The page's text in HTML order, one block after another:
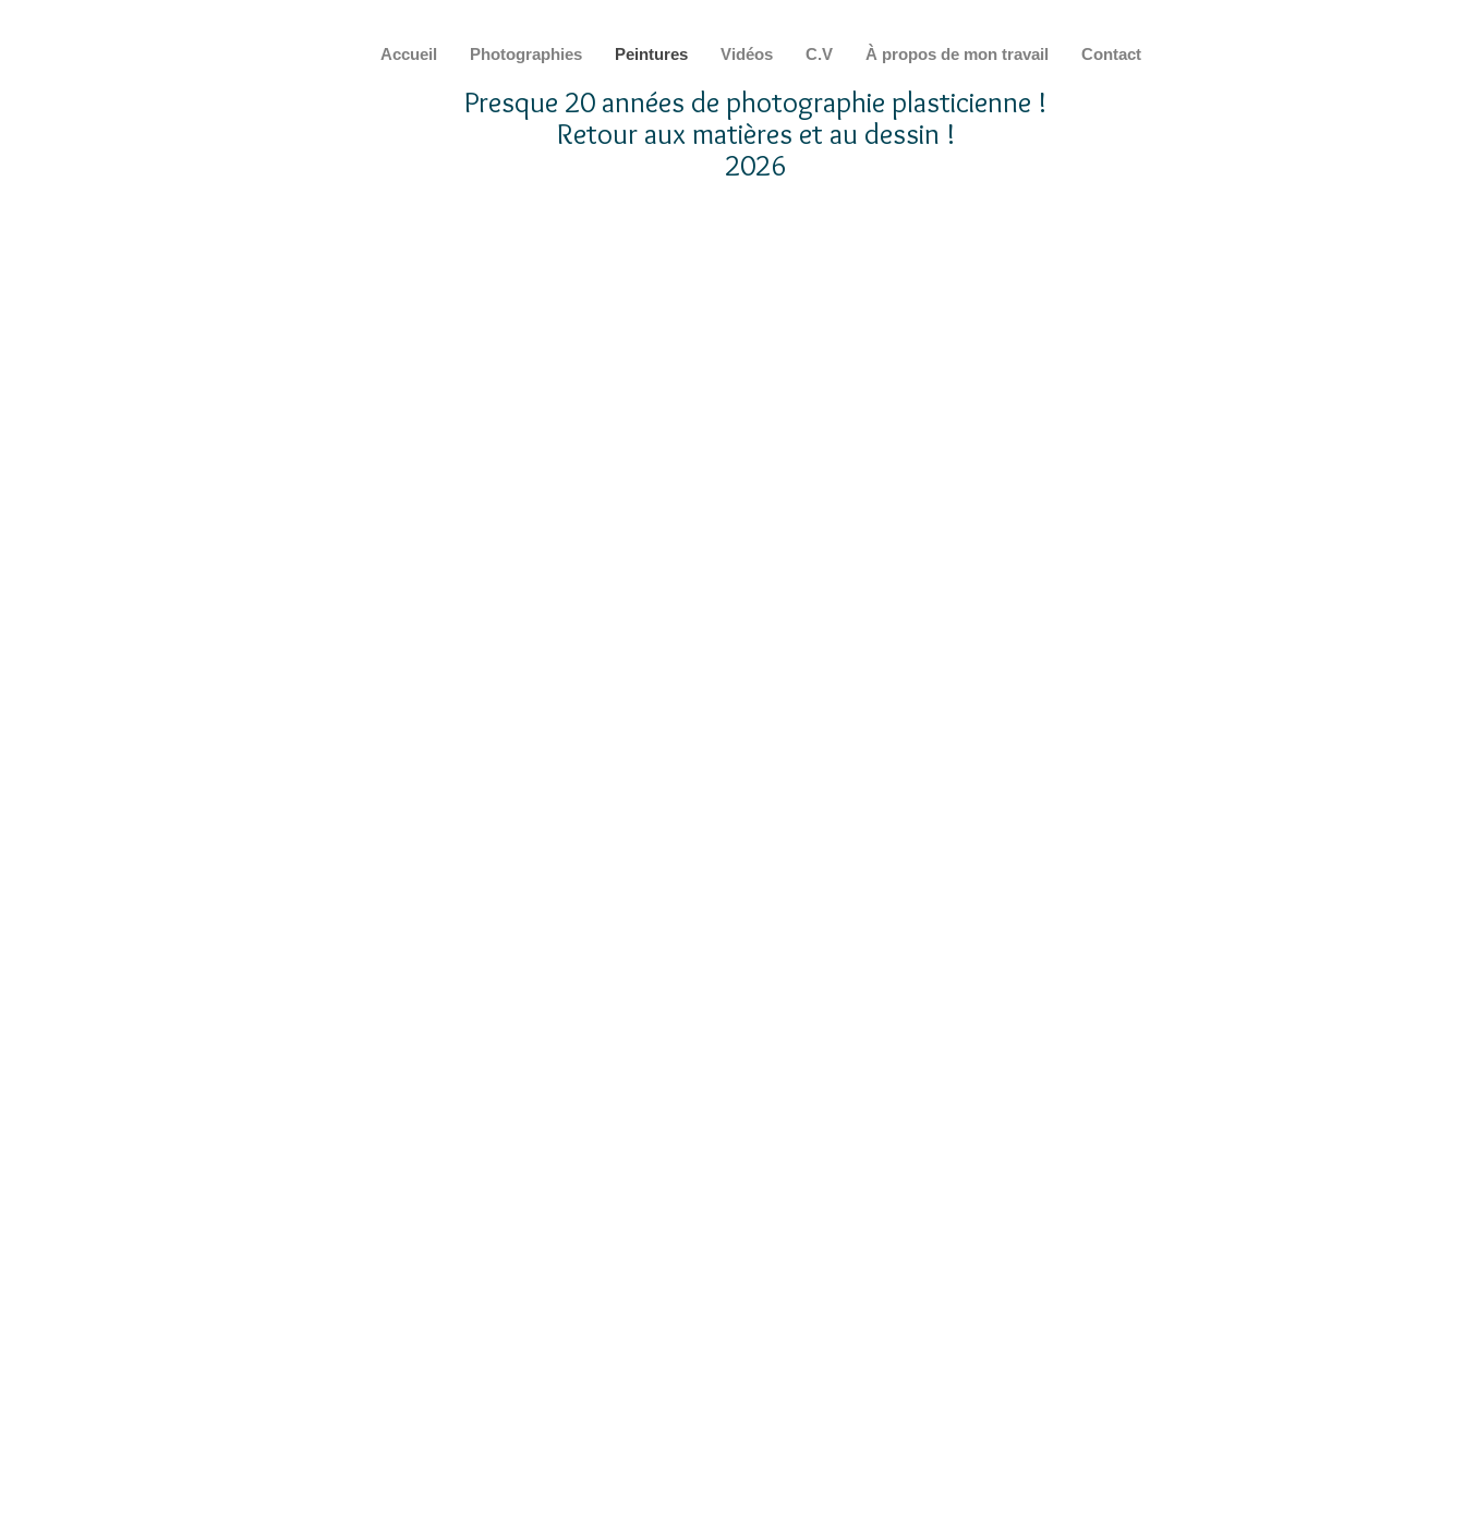
Accueil Photographies Peintures Vidéos C.V À propos de mon travail Contact
Presque 20 années de photographie plasticienne !
Retour aux matières et au dessin !
2026